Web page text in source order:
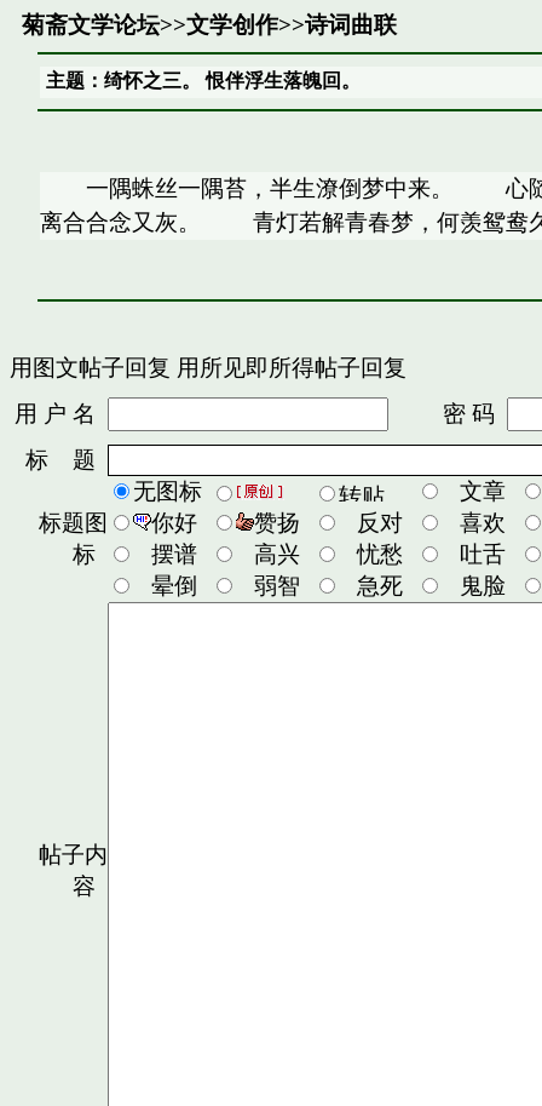
菊斋文学论坛>>文学创作>>诗词曲联
主题：绮怀之三。 恨伴浮生落魄回。
一隅蛛丝一隅苔，半生潦倒梦中来。 心
离合合念又灰。 青灯若解青春梦
用图文帖子回复 用所见即所得帖子回复
用 户 名
密 码
标 题
标题图
标
无图标
文章
你好
赞扬 反对
喜欢
摆谱
高兴 忧愁
吐舌
晕倒
弱智 急死 鬼脸
帖子内
容